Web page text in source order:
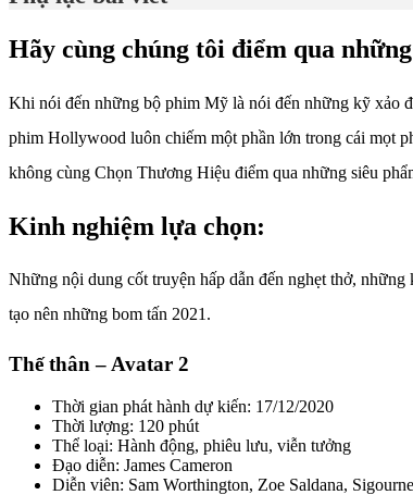
Hãy cùng chúng tôi điểm qua
Khi nói đến những bộ phim Mỹ là nói đến những kỹ xảo
phim Hollywood luôn chiếm một phần lớn trong cái mọt
không cùng Chọn Thương Hiệu điểm qua những siêu
Kinh nghiệm lựa chọn:
Những nội dung cốt truyện hấp dẫn đến nghẹt thở,
tạo nên những bom tấn 2021.
Thế thân – Avatar 2
Thời gian phát hành dự kiến: 17/12/2020
Thời lượng: 120 phút
Thể loại: Hành động, phiêu lưu, viễn tưởng
Đạo diễn: James Cameron
Diễn viên: Sam Worthington, Zoe Saldana,